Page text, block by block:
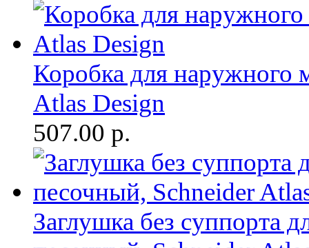
Коробка для
Atlas Design
507.00 р.
Заглушка без суппорта